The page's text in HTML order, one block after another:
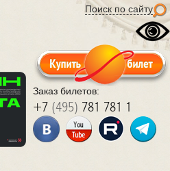
Поиск по сайту
Заказ билетов:
+7 (495) 781 781 1